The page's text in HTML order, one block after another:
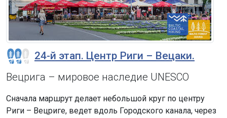
24-й этап. Центр Риги – Вецаки.
Вецрига – мировое наследие UNESCO
Сначала маршрут делает небольшой круг по центру
Риги – Вецриге, ведет вдоль Городского канала, через